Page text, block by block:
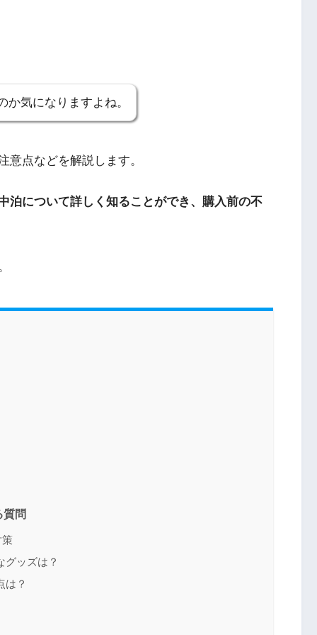
気になりますよね。
意点などを解説します。
泊について詳しく知ることができ、購入前の不
問
ッズは？
は？